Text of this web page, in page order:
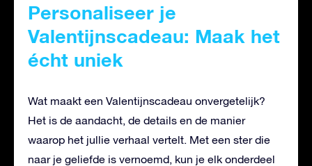
Personaliseer je
Valentijnscadeau: Maak het
écht uniek
Wat maakt een Valentijnscadeau onvergetelijk?
Het is de aandacht, de details en de manier
waarop het jullie verhaal vertelt. Met een ster die
naar je geliefde is vernoemd, kun je elk onderdeel